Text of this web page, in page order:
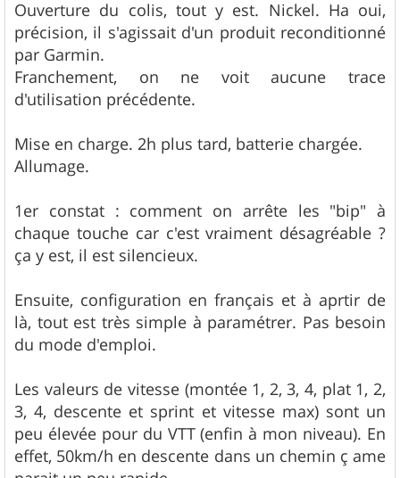
a
g
e
Ouverture du colis, tout y est. Nickel. Ha oui,
précision, il s'agissait d'un produit reconditionné
par Garmin.
Franchement, on ne voit aucune trace
d'utilisation précédente.
Mise en charge. 2h plus tard, batterie chargée.
Allumage.
1er constat : comment on arrête les "bip" à
chaque touche car c'est vraiment désagréable ?
ça y est, il est silencieux.
Ensuite, configuration en français et à aprtir de
là, tout est très simple à paramétrer. Pas besoin
du mode d'emploi.
Les valeurs de vitesse (montée 1, 2, 3, 4, plat 1, 2,
3, 4, descente et sprint et vitesse max) sont un
peu élevée pour du VTT (enfin à mon niveau). En
effet, 50km/h en descente dans un chemin ç ame